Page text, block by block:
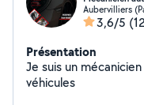
Aubervilliers
3,6/5
Présentation
Je suis un
véhicules